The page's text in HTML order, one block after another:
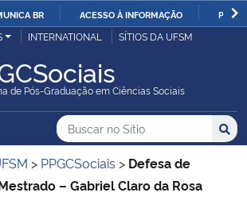
IR
O
BR ACESSO À INFORMAÇÃO
Pública
Exteriores
INTERNATIONAL SÍTIOS DA UFSM
de Pós-Graduação em Ciências Sociais
Principal do Sítio
Busca
Buscar no no Sítio
Busca:
> PPGCSociais > Defesa de
– Gabriel Claro da Rosa